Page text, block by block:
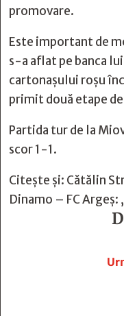
promovare.
Este important de
s-a aflat pe banca
cartonașului roșu
primit două etape
Partida tur de la
scor 1-1.
Citește și: Cătălin
Dinamo – FC